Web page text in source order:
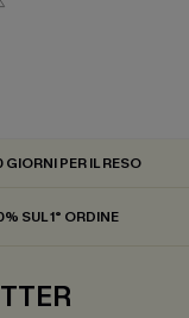
GIORNI PER IL RESO
SUL 1° ORDINE